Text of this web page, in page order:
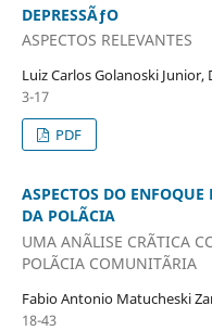
DEPRESSÃƒO
ASPECTOS RELEVANTES
Luiz Carlos Golanoski Junior,
3-17
PDF
ASPECTOS DO
DA POLÃCIA
UMA ANÃLISE CRÃTICA
POLÃCIA COMUNITÃRIA
Fabio Antonio Matucheski
18-43